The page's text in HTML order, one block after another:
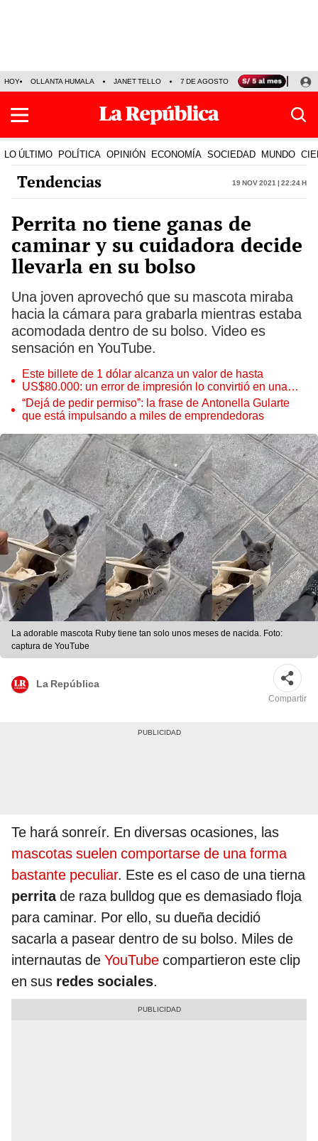
HOY OLLANTA HUMALA JANET TELLO 7 DE AGOSTO TINKA RESULTADOS
LO ÚLTIMO POLÍTICA OPINIÓN ECONOMÍA SOCIEDAD MUNDO
Tendencias 19 Nov 2021 | 22:24 h
Perrita no tiene ganas de
caminar y su cuidadora decide
llevarla en su bolso
Una joven aprovechó que su mascota miraba
hacia la cámara para grabarla mientras estaba
acomodada dentro de su bolso. Video es
sensación en YouTube.
Este billete de 1 dólar alcanza un valor de hasta
US$80.000: un error de impresión lo convirtió en una
pieza única que hoy buscan coleccionistas de todo el
mundo
“Dejá de pedir permiso”: la frase de Antonella Gularte
que está impulsando a miles de emprendedoras
La adorable mascota Ruby tiene tan solo unos meses de nacida. Foto:
captura de YouTube
La República
Compartir
Te hará sonreír. En diversas ocasiones, las
mascotas suelen comportarse de una forma
bastante peculiar. Este es el caso de una tierna
perritade raza bulldog que es demasiado floja
para caminar. Por ello, su dueña decidió
sacarla a pasear dentro de su bolso. Miles de
internautas de YouTube compartieron este clip
en sus redes sociales.